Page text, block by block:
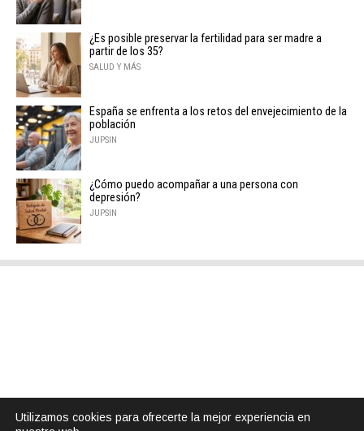
¿Es posible preservar la fertilidad para ser madre a
partir de los 35?
SALUD Y MÁS
España se enfrenta a los retos del envejecimiento de la
población
JUPSIN
¿Cómo puedo acompañar a una persona con
depresión?
JUPSIN
Utilizamos cookies para ofrecerte la mejor experiencia en